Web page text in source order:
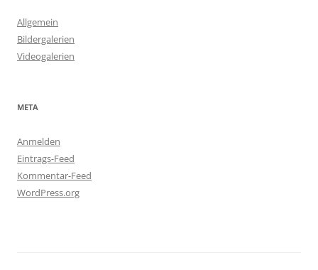
Allgemein
Bildergalerien
Videogalerien
META
Anmelden
Eintrags-Feed
Kommentar-Feed
WordPress.org